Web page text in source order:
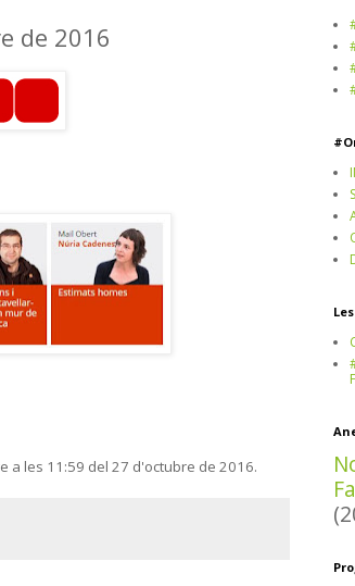
de 2016
a les 11:59 del 27 d'octubre de 2016.